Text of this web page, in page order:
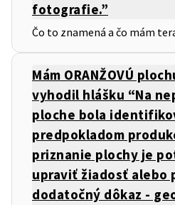
fotografie.”
Čo to znamená a čo mám
Mám ORANŽOVÚ
vyhodil hlášku “Na
ploche bola
predpokladom
priznanie plochy je
upraviť žiadosť alebo
dodatočný dôkaz -